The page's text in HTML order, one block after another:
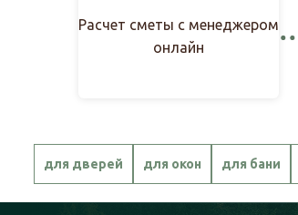
Расчет сметы с менеджером
онлайн
для дверей для окон для бани